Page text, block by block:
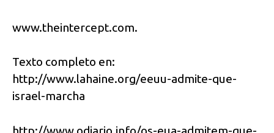
www.theintercept.com.
Texto completo en:
http://www.lahaine.org/eeuu-admite-que-
israel-marcha